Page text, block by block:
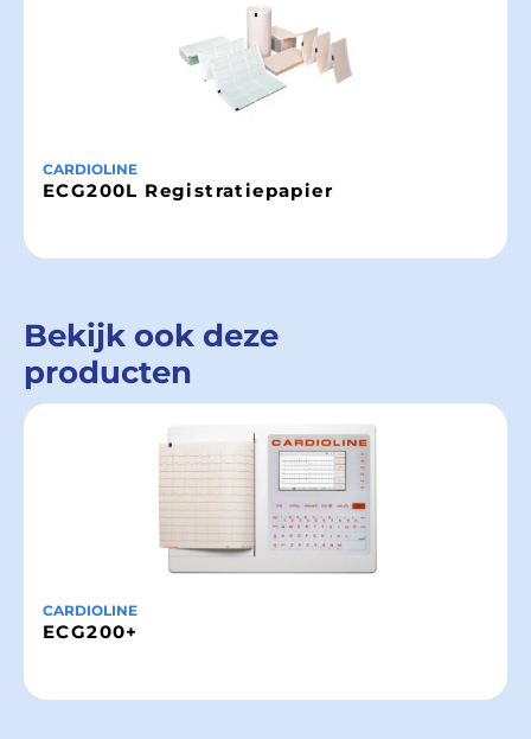
CARDIOLINE
ECG200L Registratiepapier
Bekijk ook deze
producten
CARDIOLINE
ECG200+